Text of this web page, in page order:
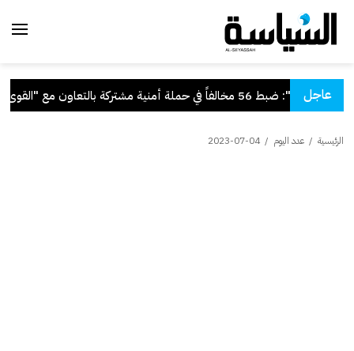
عاجل
"الداخلية": ضبط 56 مخالفاً في حملة أمنية مشتركة بالتعاون مع "القوى العاملة"
الرئيسية / عدد اليوم /
2023-07-04